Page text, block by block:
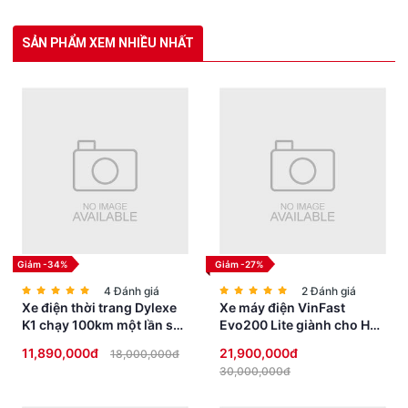
SẢN PHẨM XEM NHIỀU NHẤT
Giảm -34%
4 Đánh giá
Xe điện thời trang Dylexe
K1 chạy 100km một lần sạc
11,890,000đ 18,000,000đ
Giảm -27%
2 Đánh giá
Xe máy điện VinFast
Evo200 Lite giành cho Học
21,900,000đ
30,000,000đ